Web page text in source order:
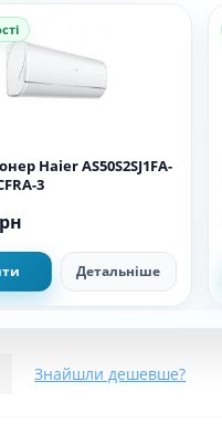
Haier AS50S2SJ1FA-
3
Детальніше
Знайшли дешевше?